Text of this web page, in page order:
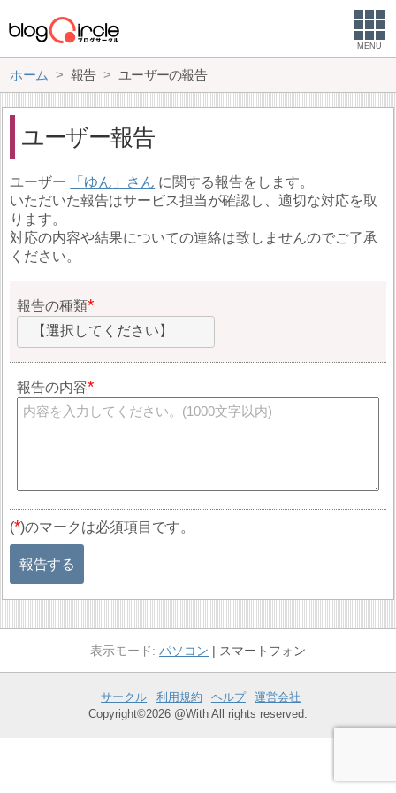
MENU
ホーム 報告 ユーザーの報告
ユーザー報告
ユーザー ゆん
に関する報告をします。
いただいた報告はサービス担当が確認し、適切な対応を取
ります。
対応の内容や結果についての連絡は致しませんのでご了承
ください。
報告の種類
【選択してください】
報告の内容
(*)のマークは必須項目です。
報告する
パソコン スマートフォン
サークル 利用規約 ヘルプ
運営会社
Copyright©2026 @With All rights reserved.